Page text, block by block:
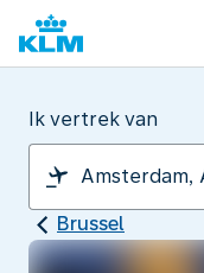
Ik vertrek van
Brussel